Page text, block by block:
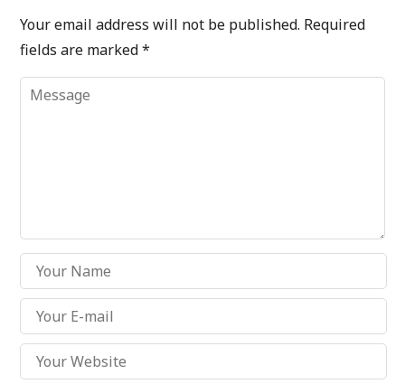
Your email address will not be published. Required
fields are marked*